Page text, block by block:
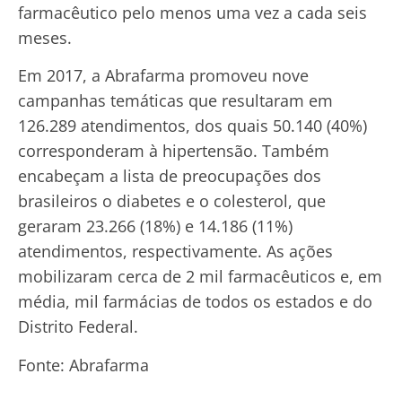
farmacêutico pelo menos uma vez a cada seis
meses.
Em 2017, a Abrafarma promoveu nove
campanhas temáticas que resultaram em
126.289 atendimentos, dos quais 50.140 (40%)
corresponderam à hipertensão. Também
encabeçam a lista de preocupações dos
brasileiros o diabetes e o colesterol, que
geraram 23.266 (18%) e 14.186 (11%)
atendimentos, respectivamente. As ações
mobilizaram cerca de 2 mil farmacêuticos e, em
média, mil farmácias de todos os estados e do
Distrito Federal.
Fonte: Abrafarma